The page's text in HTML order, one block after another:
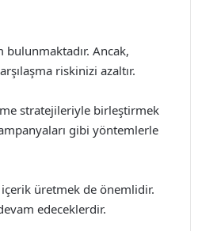
Ancak,
riskinizi azaltır.
stratejileriyle birleştirmek
gibi yöntemlerle
üretmek de önemlidir.
edeceklerdir.